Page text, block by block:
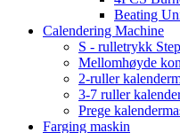
Beating
Calendering Machine
S - rulletrykk
Mellomhøyde
2-ruller
3-7 ruller
Prege
Farging maskin